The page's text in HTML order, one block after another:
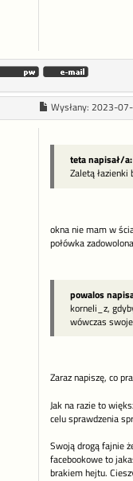
Wysłany: 2023-
teta napisał/a:
Zaletą łazienki
okna nie mam w
połówka
powalos
korneli_z,
wówczas
Zaraz napiszę, co
Jak na razie to
celu sprawdzenia
Swoją drogą fajnie
facebookowe to
brakiem hejtu.